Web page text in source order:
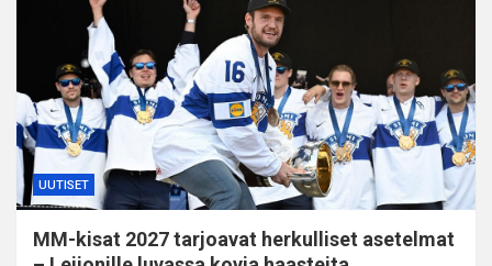
UUTISET
MM-kisat 2027 tarjoavat herkulliset asetelmat